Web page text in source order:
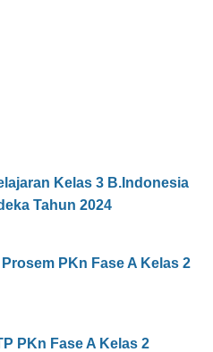
Kelas 3 B.Indonesia
Tahun 2024
PKn Fase A Kelas 2
PKn Fase A Kelas 2